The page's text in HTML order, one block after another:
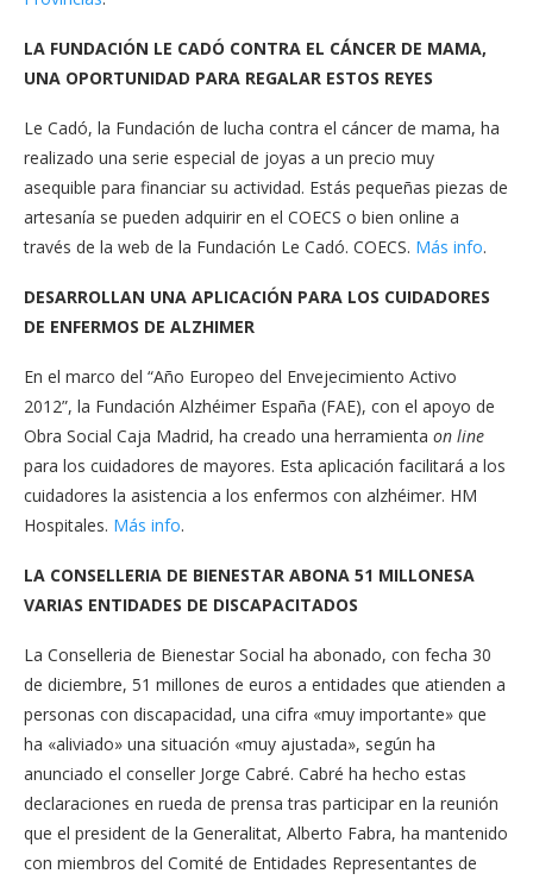
LA FUNDACIÓN LE CADÓ CONTRA EL CÁNCER DE MAMA,
UNA OPORTUNIDAD PARA REGALAR ESTOS REYES
Le Cadó, la Fundación de lucha contra el cáncer de mama, ha
realizado una serie especial de joyas a un precio muy
asequible para financiar su actividad. Estás pequeñas piezas de
artesanía se pueden adquirir en el COECS o bien online a
través de la web de la Fundación Le Cadó. COECS. Más info.
DESARROLLAN UNA APLICACIÓN PARA LOS CUIDADORES
DE ENFERMOS DE ALZHIMER
En el marco del “Año Europeo del Envejecimiento Activo
2012”, la Fundación Alzhéimer España (FAE), con el apoyo de
Obra Social Caja Madrid, ha creado una herramienta on line
para los cuidadores de mayores. Esta aplicación facilitará a los
cuidadores la asistencia a los enfermos con alzhéimer. HM
Hospitales. Más info.
LA CONSELLERIA DE BIENESTAR ABONA 51 MILLONESA
VARIAS ENTIDADES DE DISCAPACITADOS
La Conselleria de Bienestar Social ha abonado, con fecha 30
de diciembre, 51 millones de euros a entidades que atienden a
personas con discapacidad, una cifra «muy importante» que
ha «aliviado» una situación «muy ajustada», según ha
anunciado el conseller Jorge Cabré. Cabré ha hecho estas
declaraciones en rueda de prensa tras participar en la reunión
que el president de la Generalitat, Alberto Fabra, ha mantenido
con miembros del Comité de Entidades Representantes de